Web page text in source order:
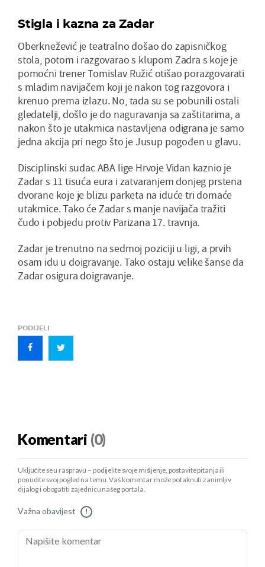
Stigla i kazna za Zadar
Oberknežević je teatralno došao do zapisničkog
stola, potom i razgovarao s klupom Zadra s koje je
pomoćni trener Tomislav Ružić otišao porazgovarati
s mladim navijačem koji je nakon tog razgovora i
krenuo prema izlazu. No, tada su se pobunili ostali
gledatelji, došlo je do naguravanja sa zaštitarima, a
nakon što je utakmica nastavljena odigrana je samo
jedna akcija pri nego što je Jusup pogođen u glavu.
Disciplinski sudac ABA lige Hrvoje Vidan kaznio je
Zadar s 11 tisuća eura i zatvaranjem donjeg prstena
dvorane koje je blizu parketa na iduće tri domaće
utakmice. Tako će Zadar s manje navijača tražiti
čudo i pobjedu protiv Parizana 17. travnja.
Zadar je trenutno na sedmoj poziciji u ligi, a prvih
osam idu u doigravanje. Tako ostaju velike šanse da
Zadar osigura doigravanje.
PODIJELI
Komentari (0)
Uključite se u raspravu – podijelite svoje mišljenje, postavite pitanja ili
ponudite svoj pogled na temu. Vaš komentar može potaknuti zanimljiv
dijalog i obogatiti zajednicu našeg portala.
Važna obavijest !